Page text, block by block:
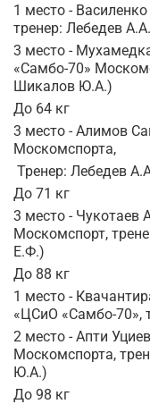
1 место -
тренер: Лебедев
3 место -
«Самбо-70»
Шикалов Ю.А.)
До 64 кг
3 место - Алимов
Москомспорта,
Тренер: Лебедев
До 71 кг
3 место - Чукотаев
Москомспорт,
Е.Ф.)
До 88 кг
1 место -
«ЦСиО «Самбо-70»,
2 место - Апти
Москомспорта,
Ю.А.)
До 98 кг